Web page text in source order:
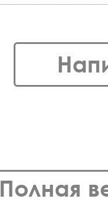
Полная